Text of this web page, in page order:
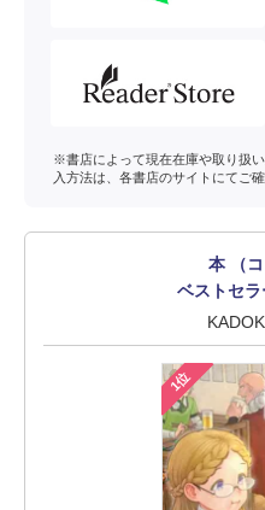
※書店によって現在在庫や取り扱
入方法は、各書店のサイトにてご確
本 （コ
ベストセ
1位